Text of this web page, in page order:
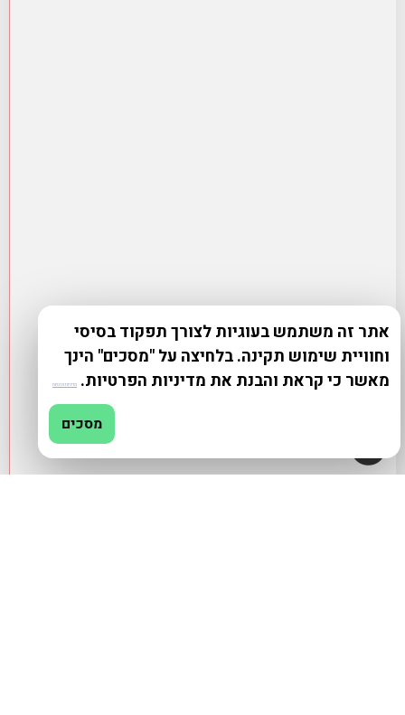
אתר זה משתמש בעוגיות לצורך תפקוד בסיסי
וחוויית שימוש תקינה. בלחיצה על "מסכים" הינך
מאשר כי קראת והבנת את מדיניות הפרטיות. מדיניות פרטיות
מסכים